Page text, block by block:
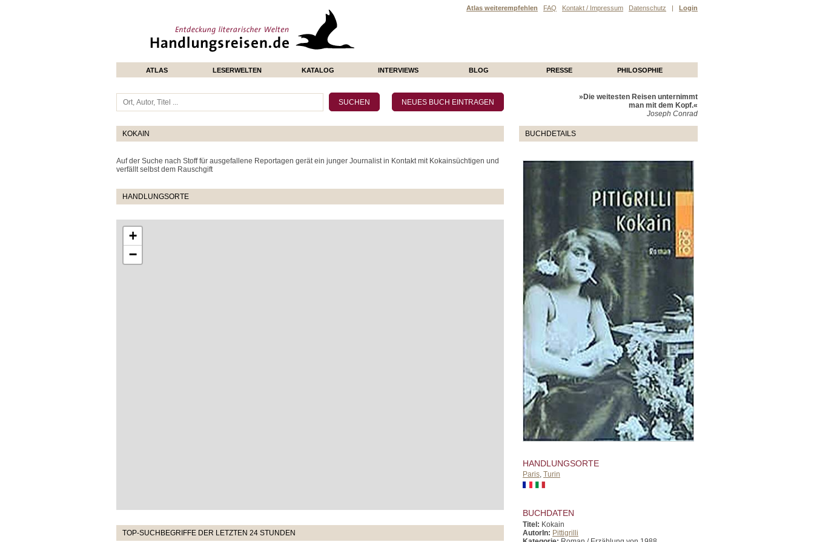
Atlas weiterempfehlen FAQ Kontakt / Impressum Datenschutz | Login
ATLAS LESERWELTEN KATALOG INTERVIEWS BLOG PRESSE PHILOSOPHIE
KOKAIN
Auf der Suche nach Stoff für ausgefallene Reportagen gerät ein junger Journalist in Kontakt mit Kokainsüchtigen und
verfällt selbst dem Rauschgift
HANDLUNGSORTE
+
−
TOP-SUCHBEGRIFFE DER LETZTEN 24 STUNDEN
»Die weitesten Reisen unternimmt
man mit dem Kopf.«
Joseph Conrad
BUCHDETAILS
HANDLUNGSORTE
Paris, Turin
BUCHDATEN
Titel: Kokain
AutorIn: Pittigrilli